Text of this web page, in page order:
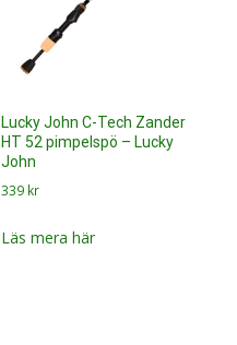
Lucky John C-Tech Zander
HT 52 pimpelspö – Lucky
John
339 kr
Läs mera här